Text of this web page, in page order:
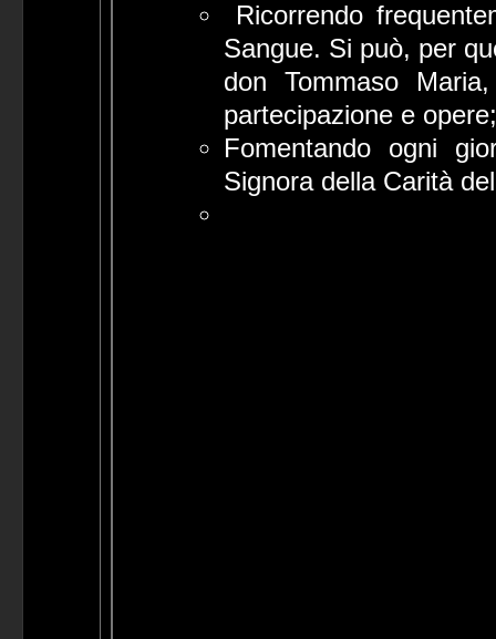
Ricorrendo
Sangue. Si può, per
don Tommaso
partecipazione e opere;
Fomentando ogni
Signora della Carità